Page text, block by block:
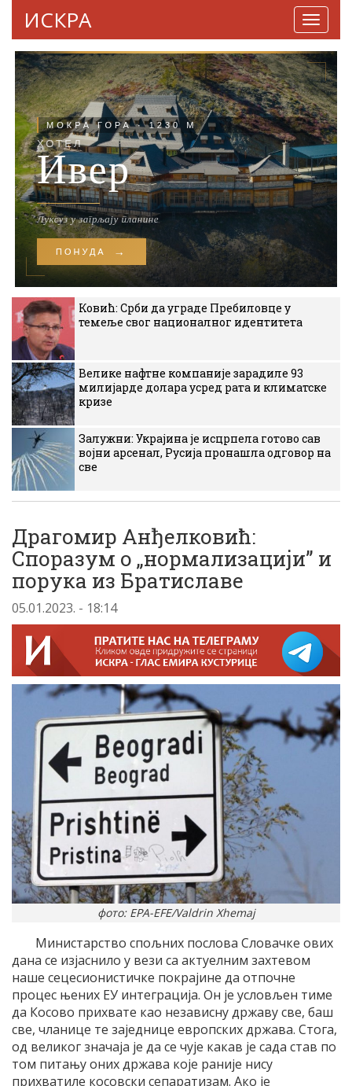
ИСКРА
Ковић: Срби да уграде Пребиловце у
темеље свог националног идентитета
Велике нафтне компаније зарадиле 93
милијарде долара усред рата и климатске
кризе
Залужни: Украјина је исцрпела готово сав
војни арсенал, Русија пронашла одговор на
све
Драгомир Анђелковић:
Споразум о „нормализацији” и
порука из Братиславе
05.01.2023. - 18:14
фото: EPA-EFE/Valdrin Xhemaj
Министарство спољних послова Словачке ових
дана се изјаснило у вези са актуелним захтевом
наше сецесионистичке покрајине да отпочне
процес њених ЕУ интеграција. Он је условљен тиме
да Косово прихвате као независну државу све, баш
све, чланице те заједнице европских држава. Стога,
од великог значаја је да се чује какав је сада став по
том питању оних држава које раније нису
прихватиле косовски сепаратизам. Ако је